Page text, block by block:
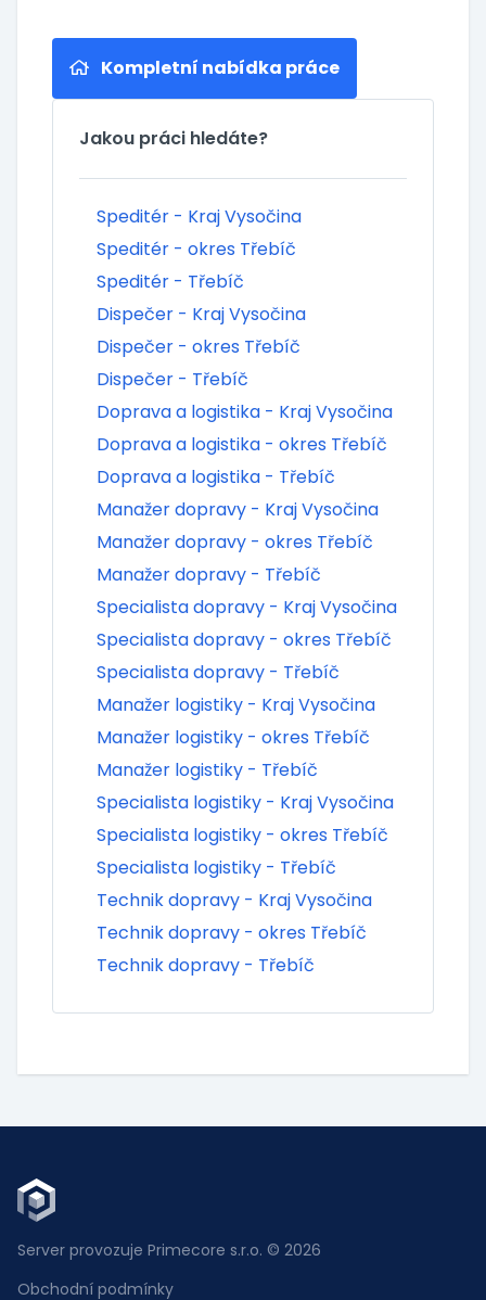
Kompletní nabídka práce
Jakou práci hledáte?
Speditér - Kraj Vysočina
Speditér - okres Třebíč
Speditér - Třebíč
Dispečer - Kraj Vysočina
Dispečer - okres Třebíč
Dispečer - Třebíč
Doprava a logistika - Kraj Vysočina
Doprava a logistika - okres Třebíč
Doprava a logistika - Třebíč
Manažer dopravy - Kraj Vysočina
Manažer dopravy - okres Třebíč
Manažer dopravy - Třebíč
Specialista dopravy - Kraj Vysočina
Specialista dopravy - okres Třebíč
Specialista dopravy - Třebíč
Manažer logistiky - Kraj Vysočina
Manažer logistiky - okres Třebíč
Manažer logistiky - Třebíč
Specialista logistiky - Kraj Vysočina
Specialista logistiky - okres Třebíč
Specialista logistiky - Třebíč
Technik dopravy - Kraj Vysočina
Technik dopravy - okres Třebíč
Technik dopravy - Třebíč
Server provozuje Primecore s.r.o. © 2026
Obchodní podmínky